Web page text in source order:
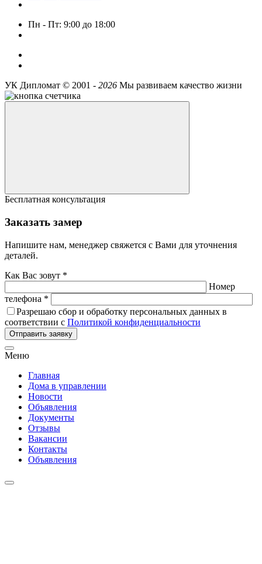
Пн - Пт: 9:00 до 18:00
УК Дипломат © 2001 - 2026 Мы развиваем качество жизни
Бесплатная консультация
Заказать замер
Напишите нам, менеджер свяжется с Вами для уточнения
деталей.
Как Вас зовут *
Номер
телефона *
Разрешаю сбор и обработку персональных данных в
соответствии с Политикой конфиденциальности
Отправить заявку
Меню
Главная
Дома в управлении
Новости
Объявления
Документы
Отзывы
Вакансии
Контакты
Объявления